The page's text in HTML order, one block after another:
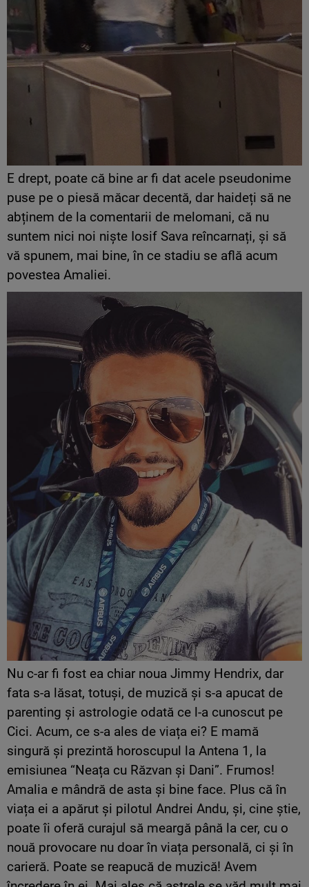
E drept, poate că bine ar fi dat acele pseudonime
puse pe o piesă măcar decentă, dar haideți să ne
abținem de la comentarii de melomani, că nu
suntem nici noi niște Iosif Sava reîncarnați, și să
vă spunem, mai bine, în ce stadiu se află acum
povestea Amaliei.
Nu c-ar fi fost ea chiar noua Jimmy Hendrix, dar
fata s-a lăsat, totuși, de muzică și s-a apucat de
parenting și astrologie odată ce l-a cunoscut pe
Cici. Acum, ce s-a ales de viața ei? E mamă
singură și prezintă horoscupul la Antena 1, la
emisiunea “Neața cu Răzvan și Dani”. Frumos!
Amalia e mândră de asta și bine face. Plus că în
viața ei a apărut și pilotul Andrei Andu, și, cine știe,
poate îi oferă curajul să meargă până la cer, cu o
nouă provocare nu doar în viața personală, ci și în
carieră. Poate se reapucă de muzică! Avem